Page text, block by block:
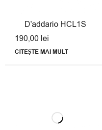
D'addario HCL1S
190,00 lei
CITEȘTE MAI MULT